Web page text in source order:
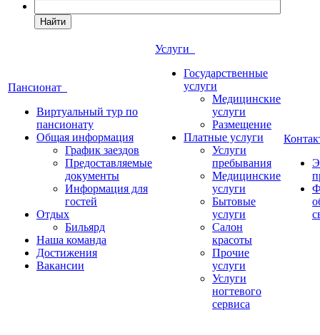
Найти
Пансионат
Виртуальный тур по
пансионату
Общая информация
График заездов
Предоставляемые
документы
Информация для
гостей
Отдых
Бильярд
Наша команда
Достижения
Вакансии
Услуги
Государственные
услуги
Медицинские
услуги
Размещение
Платные услуги
Услуги
пребывания
Медицинские
услуги
Бытовые
услуги
Салон
красоты
Прочие
услуги
Услуги
ногтевого
сервиса